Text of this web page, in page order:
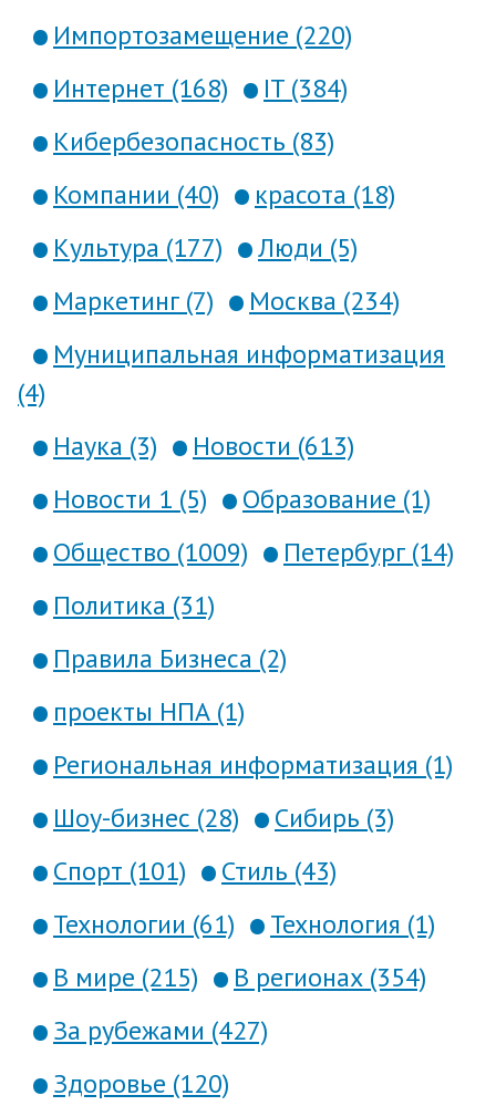
Импортозамещение (220)
Интернет (168)
IT (384)
Кибербезопасность (83)
Компании (40)
красота (18)
Культура (177)
Люди (5)
Маркетинг (7)
Москва (234)
Муниципальная информатизация
(4)
Наука (3)
Новости (613)
Новости 1 (5)
Образование (1)
Общество (1009)
Петербург (14)
Политика (31)
Правила Бизнеса (2)
проекты НПА (1)
Региональная информатизация (1)
Шоу-бизнес (28)
Сибирь (3)
Спорт (101)
Стиль (43)
Технологии (61)
Технология (1)
В мире (215)
В регионах (354)
За рубежами (427)
Здоровье (120)